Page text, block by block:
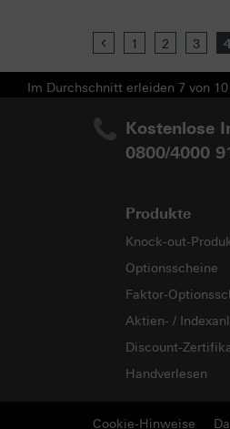
Previous
1 2 3
Im Durchschnitt erleiden 7 von
Kostenlose
0800/4000
Produkte
Knock-out-
Optionsscheine
Faktor-
Aktien- /
Discount-
Handverlesen
Cookie-Hinweise